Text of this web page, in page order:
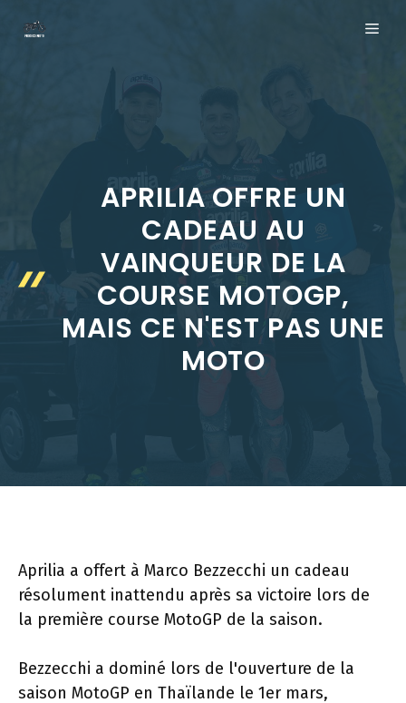
APRILIA OFFRE UN
CADEAU AU
VAINQUEUR DE LA
COURSE MOTOGP,
MAIS CE N'EST PAS UNE
MOTO
Aprilia a offert à Marco Bezzecchi un cadeau
résolument inattendu après sa victoire lors de
la première course MotoGP de la saison.
Bezzecchi a dominé lors de l'ouverture de la
saison MotoGP en Thaïlande le 1er mars,